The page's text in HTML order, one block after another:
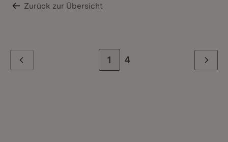
Zurück zur Übersicht
Zur Seite
1 Zur letzten Seite
4 Weiter